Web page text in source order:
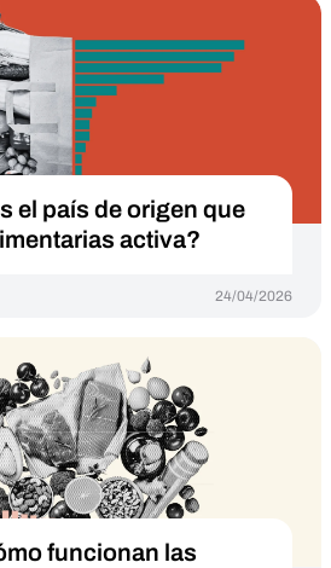
el país de origen que
activa?
24/04/2026
funcionan las